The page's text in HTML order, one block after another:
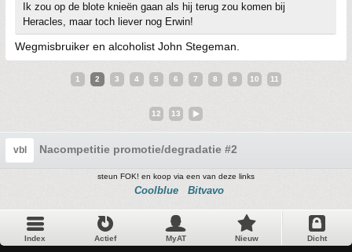
Ik zou op de blote knieën gaan als hij terug zou komen bij
Heracles, maar toch liever nog Erwin!
Wegmisbruiker en alcoholist John Stegeman.
1 2 3 4 5 6 7 8 9 10 11
12 13
vbl Nacompetitie promotie/degradatie #2
steun FOK! en koop via een van deze links
Coolblue Bitvavo
Index Actief MyAT Nieuw Dicht